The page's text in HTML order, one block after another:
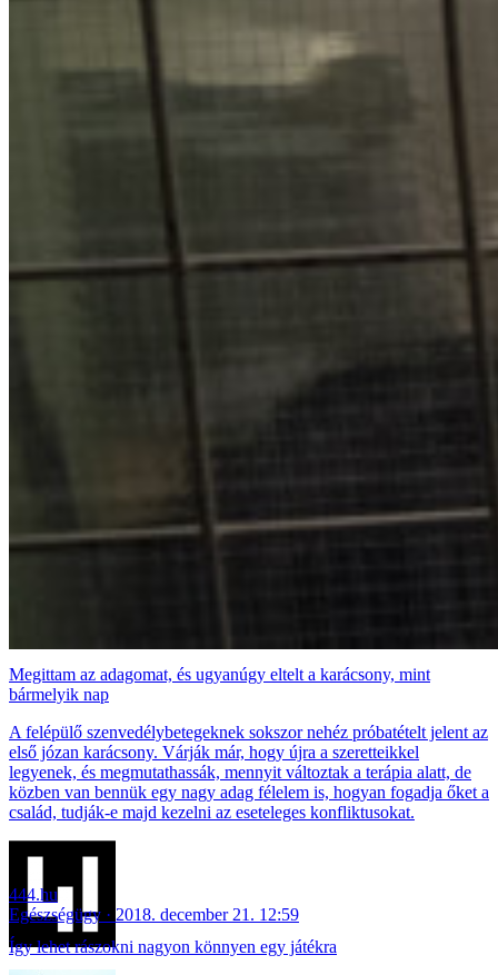
Megittam az adagomat, és ugyanúgy eltelt a karácsony, mint
bármelyik nap
A felépülő szenvedélybetegeknek sokszor nehéz próbatételt jelent az
első józan karácsony. Várják már, hogy újra a szeretteikkel
legyenek, és megmutathassák, mennyit változtak a terápia alatt, de
közben van bennük egy nagy adag félelem is, hogyan fogadja őket a
család, tudják-e majd kezelni az eseteleges konfliktusokat.
444.hu
Egészségügy
2018. december 21. 12:59
Így lehet rászokni nagyon könnyen egy játékra